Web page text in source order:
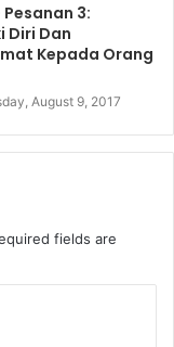
3:
Diri Dan
Kepada Orang
August 9, 2017
fields are